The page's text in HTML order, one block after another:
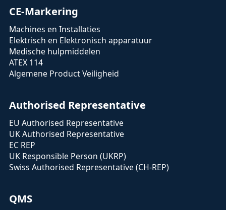
CE-Markering
Machines en Installaties
Elektrisch en Elektronisch apparatuur
Medische hulpmiddelen
ATEX 114
Algemene Product Veiligheid
Authorised Representative
EU Authorised Representative
UK Authorised Representative
EC REP
UK Responsible Person (UKRP)
Swiss Authorised Representative (CH-REP)
QMS